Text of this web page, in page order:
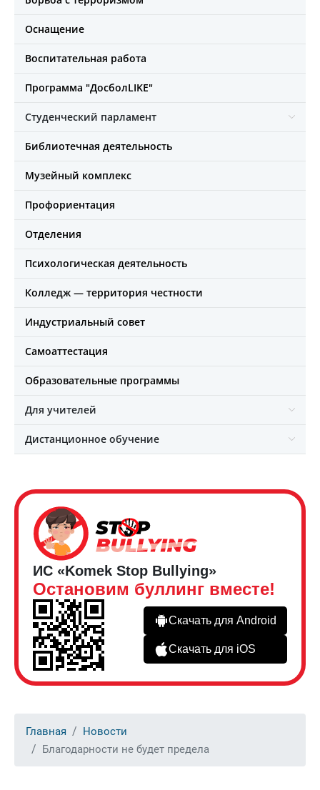
Оснащение
Воспитательная работа
Программа "ДосболLIKE"
Студенческий парламент
Библиотечная деятельность
Музейный комплекс
Профориентация
Отделения
Психологическая деятельность
Колледж — территория честности
Индустриальный совет
Самоаттестация
Образовательные программы
Для учителей
Дистанционное обучение
ИС «Komek Stop Bullying»
Остановим буллинг вместе!
Скачать для Android
Скачать для iOS
Главная
Новости
Благодарности не будет предела